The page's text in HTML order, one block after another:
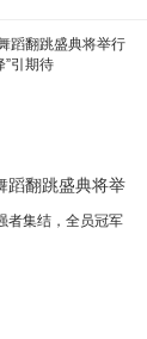
蹈翻跳盛典将举
空降”引期待